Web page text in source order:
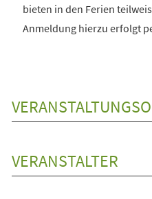
bieten in den Ferien
Anmeldung hierzu erfolgt
VERANSTALTER